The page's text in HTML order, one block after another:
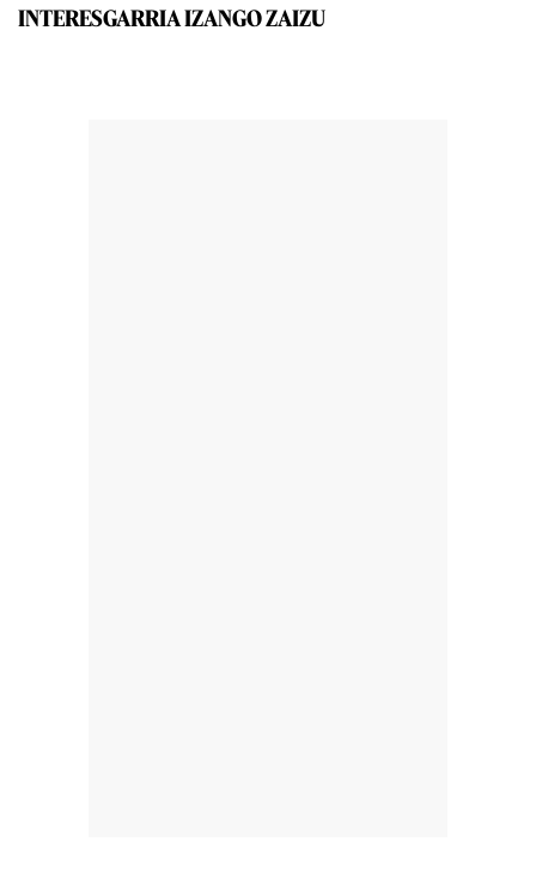
INTERESGARRIA IZANGO ZAIZU